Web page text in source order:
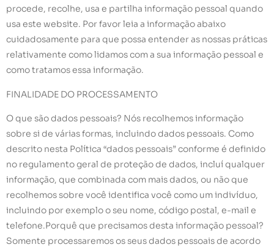
procede, recolhe, usa e partilha informação pessoal quando
usa este website. Por favor leia a informação abaixo
cuidadosamente para que possa entender as nossas práticas
relativamente como lidamos com a sua informação pessoal e
como tratamos essa informação.
FINALIDADE DO PROCESSAMENTO
O que são dados pessoais? Nós recolhemos informação
sobre si de várias formas, incluindo dados pessoais. Como
descrito nesta Política “dados pessoais” conforme é definido
no regulamento geral de proteção de dados, incluí qualquer
informação, que combinada com mais dados, ou não que
recolhemos sobre você identifica você como um indivíduo,
incluindo por exemplo o seu nome, código postal, e-mail e
telefone.Porquê que precisamos desta informação pessoal?
Somente processaremos os seus dados pessoais de acordo